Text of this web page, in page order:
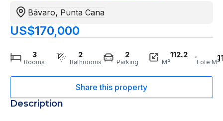
Bávaro, Punta Cana
US$170,000
3
Rooms
2
Bathrooms
2
Parking
112.2
M² Lote M²
Description